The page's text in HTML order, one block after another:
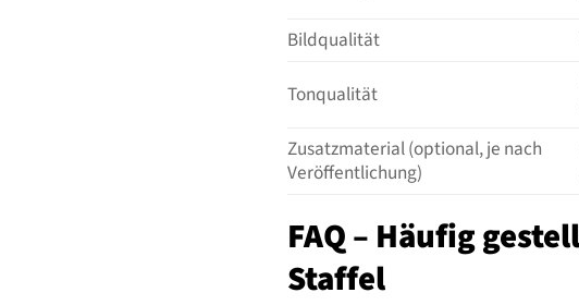
Bildqualität
Tonqualität
Zusatzmaterial (optional, je nach
Veröffentlichung)
FAQ – Häufig
Staffel